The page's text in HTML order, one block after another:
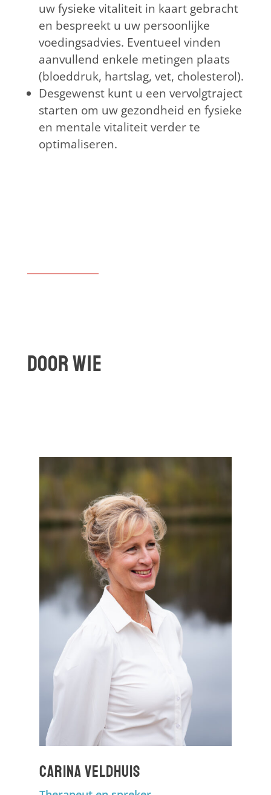
uw fysieke vitaliteit in kaart gebracht
en bespreekt u uw persoonlijke
voedingsadvies. Eventueel vinden
aanvullend enkele metingen plaats
(bloeddruk, hartslag, vet, cholesterol).
Desgewenst kunt u een vervolgtraject
starten om uw gezondheid en fysieke
en mentale vitaliteit verder te
optimaliseren.
Door wie
Carina Veldhuis